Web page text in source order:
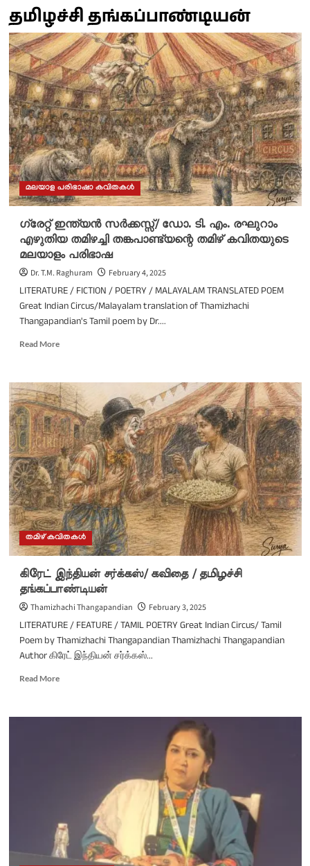
தமிழச்சி தங்கப்பாண்டியன்
മലയാള പരിഭാഷാ കവിതകൾ
ഗ്രേറ്റ് ഇന്ത്യൻ സർക്കസ്സ്/ ഡോ. ടി. എം. രഘുറാം
എഴുതിയ തമിഴച്ചി തങ്കപാണ്ട്യന്റെ തമിഴ് കവിതയുടെ
മലയാളം പരിഭാഷ
Dr. T.M. Raghuram February 4, 2025
LITERATURE / FICTION / POETRY / MALAYALAM TRANSLATED POEM
Great Indian Circus/Malayalam translation of Thamizhachi
Thangapandian's Tamil poem by Dr....
Read MoreRead
ഗ്രേറ്റ്
ഇന്ത്യൻ
സർക്കസ്സ്/
ഡോ.
ടി.
എം.
രഘുറാം
എഴുതിയ
തമിഴച്ചി
തങ്കപാണ്ട്യന്റെ
തമിഴ്
കവിതയുടെ
മലയാളം
പരിഭാഷ
തമിഴ് കവിതകൾ
கிரேட் இந்தியன் சர்க்கஸ்/ கவிதை / தமிழச்சி
தங்கப்பாண்டியன்
Thamizhachi Thangapandian February 3, 2025
LITERATURE / FEATURE / TAMIL POETRY Great Indian Circus/ Tamil
Poem by Thamizhachi Thangapandian Thamizhachi Thangapandian
Author கிரேட் இந்தியன் சர்க்கஸ்...
Read MoreRead
கிரேட்
தங்கப்பாண்டியன்